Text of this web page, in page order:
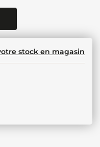
stock en magasin